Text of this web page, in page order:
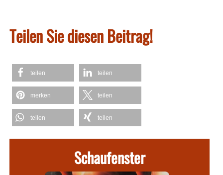
Teilen Sie diesen Beitrag!
teilen teilen
merken teilen
teilen teilen
Schaufenster